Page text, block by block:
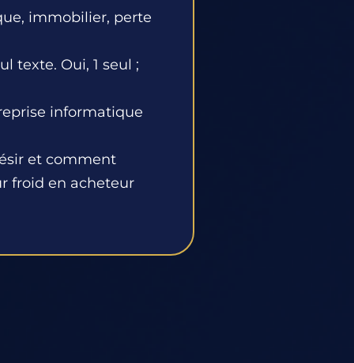
immobilier, perte
texte. Oui, 1 seul ;
informatique
et comment
froid en acheteur